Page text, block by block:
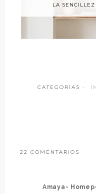
LA
CATEGORÍAS ·
22 COMENTARIOS
Amaya-